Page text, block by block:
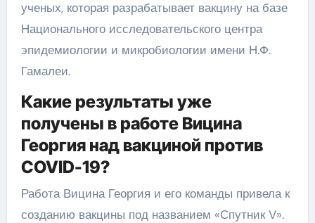
ученых, которая разрабатывает вакцину на базе
Национального исследовательского центра
эпидемиологии и микробиологии имени Н.Ф.
Гамалеи.
Какие результаты уже
получены в работе Вицина
Георгия над вакциной против
COVID-19?
Работа Вицина Георгия и его команды привела к
созданию вакцины под названием «Спутник V».